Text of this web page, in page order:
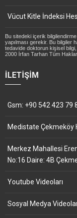
Vücut Kitle İndeksi
Bu sitedeki içerik
yapılması gerekir. Bu bilgiler
tedavide doktorun kişisel
2000 İrfan Tarhan Tüm
İLETIŞIM
Gsm: +90 542 423 79
Medistate Çekmeköy
Merkez Mahallesi
No:16 Daire: 4B
Youtube Videoları
Sosyal Medya